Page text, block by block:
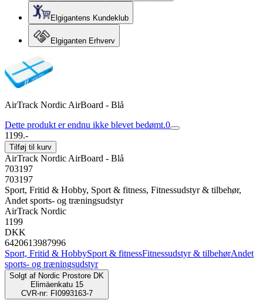
Elgigantens Kundeklub
Elgiganten Erhverv
AirTrack Nordic AirBoard - Blå
Dette produkt er endnu ikke blevet bedømt.0
1199.-
Tilføj til kurv
AirTrack Nordic AirBoard - Blå
703197
703197
Sport, Fritid & Hobby, Sport & fitness, Fitnessudstyr & tilbehør,
Andet sports- og træningsudstyr
AirTrack Nordic
1199
DKK
6420613987996
Sport, Fritid & HobbySport & fitnessFitnessudstyr & tilbehørAndet
sports- og træningsudstyr
Solgt af Nordic Prostore DK
Elimäenkatu 15
CVR-nr: FI0993163-7